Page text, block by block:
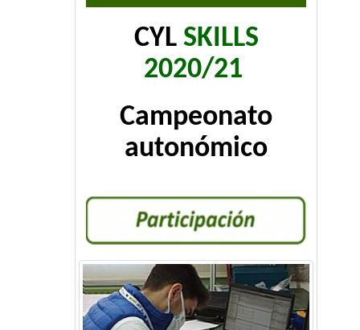
CYL SKILLS
2020/21
Campeonato
autonómico